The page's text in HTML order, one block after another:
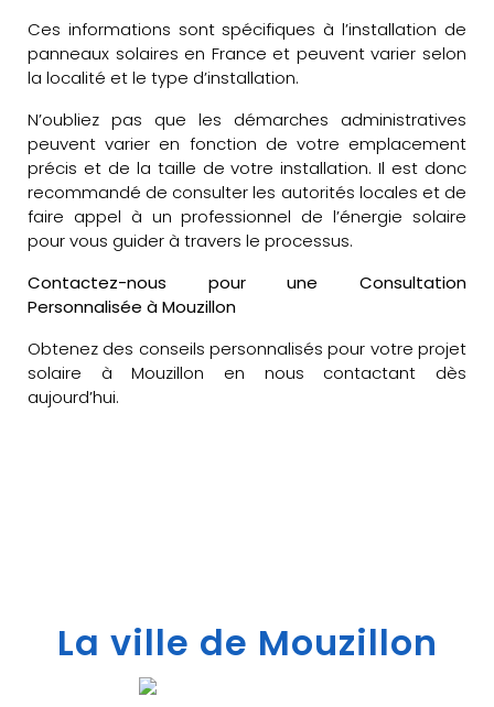
Ces informations sont spécifiques à l’installation de
panneaux solaires en France et peuvent varier selon
la localité et le type d’installation.
N’oubliez pas que les démarches administratives
peuvent varier en fonction de votre emplacement
précis et de la taille de votre installation. Il est donc
recommandé de consulter les autorités locales et de
faire appel à un professionnel de l’énergie solaire
pour vous guider à travers le processus.
Contactez-nous pour une Consultation
Personnalisée à Mouzillon
Obtenez des conseils personnalisés pour votre projet
solaire à Mouzillon en nous contactant dès
aujourd’hui.
La ville de Mouzillon